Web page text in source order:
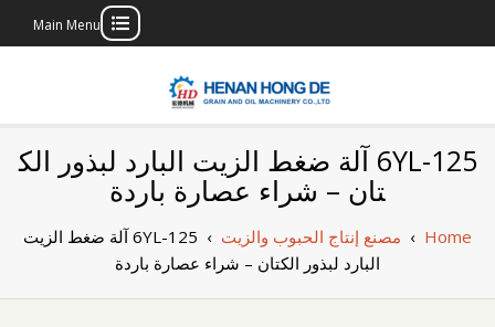
Main Menu
بناء مصنع إنتاج
الزيوت النباتية
الخاص بك
6YL-125 آلة ضغط الزيت البارد لبذور الك
تان – شراء عصارة باردة
Home
› مصنع إنتاج الحبوب والزيت ›
6YL-125 آلة ضغط الزيت
البارد لبذور الكتان – شراء عصارة باردة